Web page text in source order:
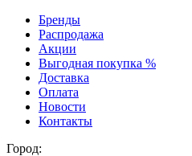
Бренды
Распродажа
Акции
Выгодная покупка %
Доставка
Оплата
Новости
Контакты
Город: